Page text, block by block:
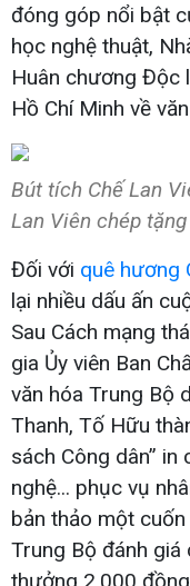
đóng góp nổi bật
học nghệ thuật,
Huân chương Độc
Hồ Chí Minh về
Bút tích Chế Lan
Lan Viên chép
Đối với quê hương
lại nhiều dấu ấn
Sau Cách mạng
gia Ủy viên Ban
văn hóa Trung Bộ
Thanh, Tố Hữu
sách Công dân” in
nghệ... phục vụ
bản thảo một
Trung Bộ đánh
thưởng 2.000